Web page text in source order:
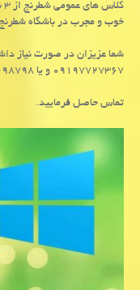
خوب و مجرب در باشگاه شطرنج
شما عزیزان در صورت نیاز
۰۹۱۹۷۷۲۷۳۶۷ و یا ۰۹۳۵۲۶۹۸۷۹۸
تماس حاصل فرمایید.